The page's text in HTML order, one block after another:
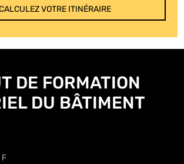
VOTRE ITINÉRAIRE
DE FORMATION
DU BÂTIMENT
F